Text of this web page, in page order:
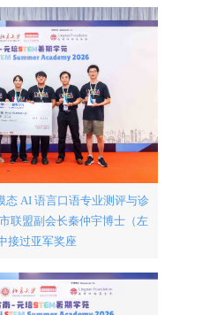
态 AI 语言口语专业测评与诊
联盟副会长秦仲宇博士（左
接过亚军奖座